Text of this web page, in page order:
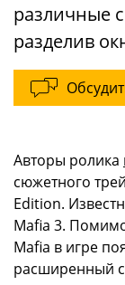
различные
разделив
Авторы ролика
сюжетного
Edition.
Mafia 3.
Mafia в игре
расширенный